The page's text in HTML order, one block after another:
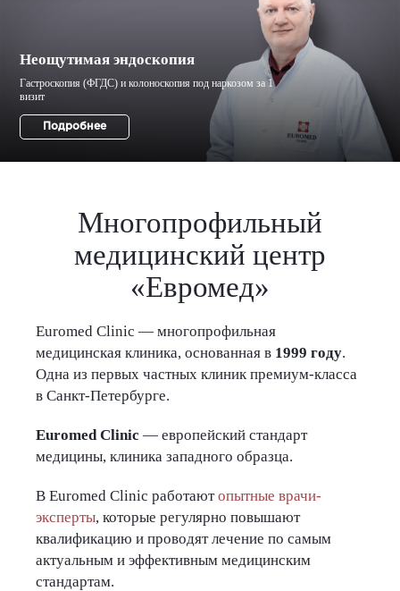
Неощутимая эндоскопия
Многопрофильный
медицинский центр
«Евромед»
Euromed Clinic — многопрофильная
медицинская клиника, основанная в 1999 году.
Одна из первых частных клиник премиум-класса
в Санкт-Петербурге.
Euromed Clinic — европейский стандарт
медицины, клиника западного образца.
В Euromed Clinic работаютопытные врачи-
эксперты, которые регулярно повышают
квалификацию и проводят лечение по самым
актуальным и эффективным медицинским
стандартам.